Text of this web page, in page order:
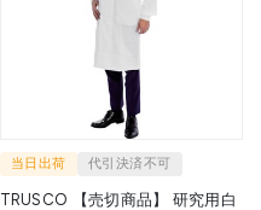
当日出荷 代引決済不可
TRUSCO 【売切商品】 研究用白